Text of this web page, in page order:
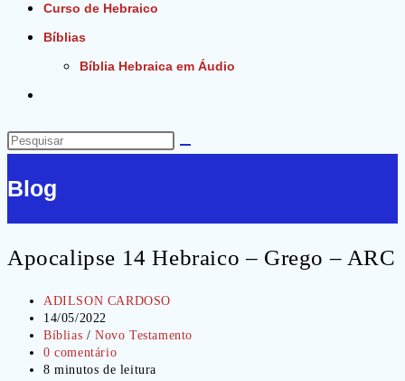
Curso de Hebraico
Bíblias
Bíblia Hebraica em Áudio
do
site
Pesquisar
site
Blog
Apocalipse 14 Hebraico – Grego – ARC
Autor
do
post:
ADILSON CARDOSO
Post
publicado:
14/05/2022
Categoria
do
post:
Bíblias / Novo Testamento
Comentários
do
0 comentário
Tempo
8 minutos de leitura